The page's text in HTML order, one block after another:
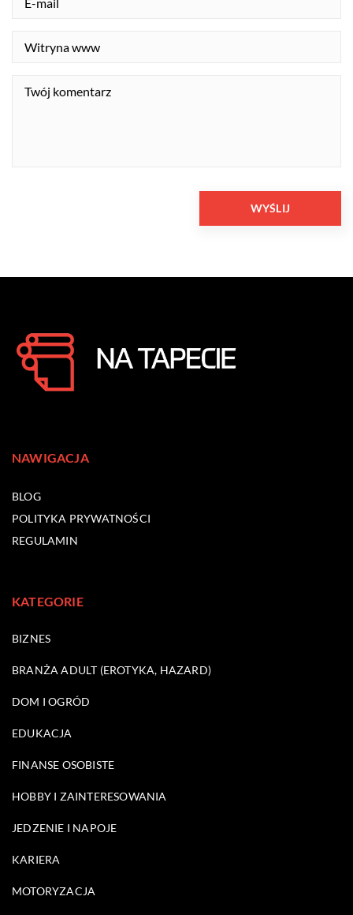
NAWIGACJA
BLOG
POLITYKA PRYWATNOŚCI
REGULAMIN
KATEGORIE
BIZNES
BRANŻA ADULT (EROTYKA, HAZARD)
DOM I OGRÓD
EDUKACJA
FINANSE OSOBISTE
HOBBY I ZAINTERESOWANIA
JEDZENIE I NAPOJE
KARIERA
MOTORYZACJA